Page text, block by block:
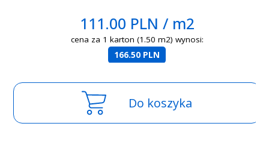
111.00 PLN / m2
cena za 1 karton (1.50 m2) wynosi:
166.50 PLN
Do koszyka